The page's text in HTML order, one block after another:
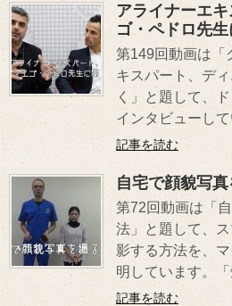
アライナーエ
ゴ・ペドロ先生
第149回動画は「
キスパート、デ
く」と題して、
インタビューし
記事を読む
自宅で顔貌写
第72回動画は「
法」と題して、
影する方法を、
明しています。
記事を読む